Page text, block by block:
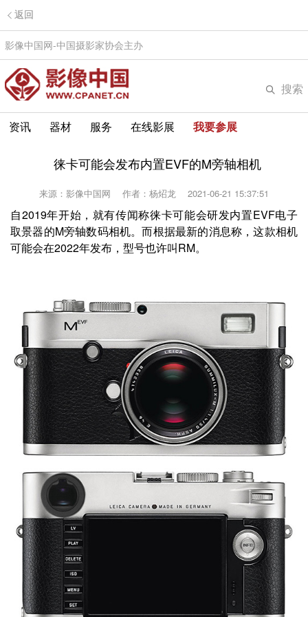
返回
影像中国网-中国摄影家协会主办
搜索
资讯 器材 服务 在线影展 我要参展
徕卡可能会发布内置EVF的M旁轴相机
来源：影像中国网 作者：杨炤龙 2021-06-21 15:37:51
自2019年开始，就有传闻称徕卡可能会研发内置EVF电子
取景器的M旁轴数码相机。而根据最新的消息称，这款相机
可能会在2022年发布，型号也许叫RM。